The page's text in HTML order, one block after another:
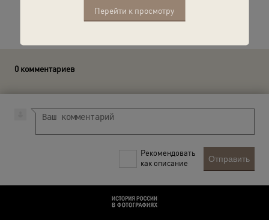
Перейти к просмотру
Расскажите друзьям об этом фото
0 комментариев
Рекомендовать
как описание
Отправить